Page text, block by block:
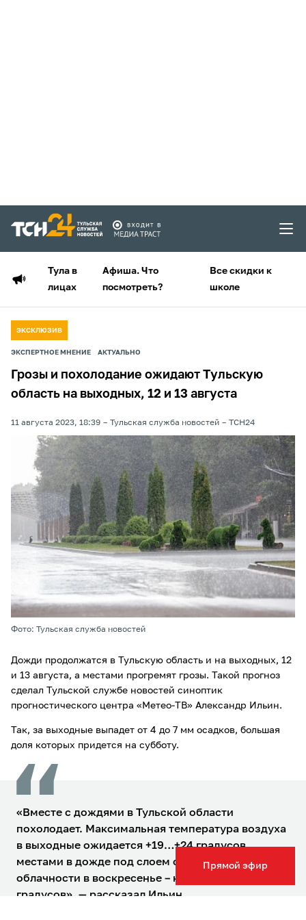
Тула в
лицах
Афиша. Что
посмотреть?
Все скидки к
школе
Прямой эфир
ЭКСКЛЮЗИВ
ЭКСПЕРТНОЕ МНЕНИЕ АКТУАЛЬНО
Грозы и похолодание ожидают Тульскую
область на выходных, 12 и 13 августа
11 августа 2023, 18:39 Тульская служба новостей ТСН24
Фото: Тульская служба новостей
Дожди продолжатся в Тульскую область и на выходных, 12
и 13 августа, а местами прогремят грозы. Такой прогноз
сделал Тульской службе новостей синоптик
прогностического центра «Метео-ТВ» Александр Ильин.
Так, за выходные выпадет от 4 до 7 мм осадков, большая
доля которых придется на субботу.
«Вместе с дождями в Тульской области
похолодает. Максимальная температура воздуха
в выходные ожидается +19…+24 градусов,
местами в дожде под слоем сплошной
облачности в воскресенье – не выше +17…+19
градусов», — рассказал Ильин.